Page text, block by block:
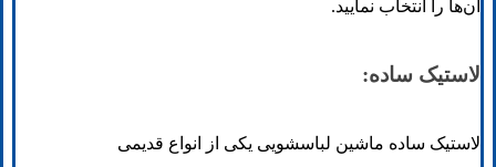
آن‌ها را انتخاب نمایید.
لاستیک ساده:
لاستیک ساده ماشین لباسشویی یکی از انواع قدیمی